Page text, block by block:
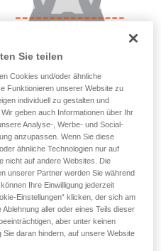
HALTEÖSEN:
sich auf der Höhe der
Sie teilen
Cookies und/oder ähnliche
Funktionieren unserer Website zu
individuell zu gestalten und
geben auch Informationen über Ihr
Analyse-, Werbe- und Social-
anzupassen. Wenn Sie diese
ähnliche Technologien nur auf
nicht auf andere Websites. Die
unserer Partner werden Sie während
Ihre Einwilligung jederzeit
Einstellungen“ klicken, der sich am
aller oder eines Teils dieser
aber unter keinen
daran hindern, auf unsere Website